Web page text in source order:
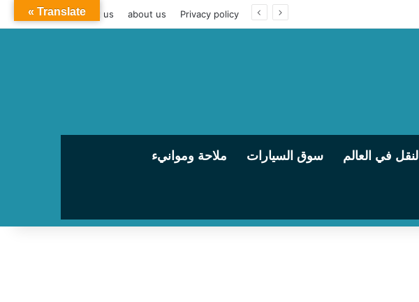
Privacy policy
about us
contact us
النقل في العالم سوق السيارات ملاحة وموانيء
Translate »